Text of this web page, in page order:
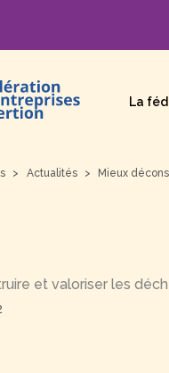
La
Actualités Mieux
et valoriser les